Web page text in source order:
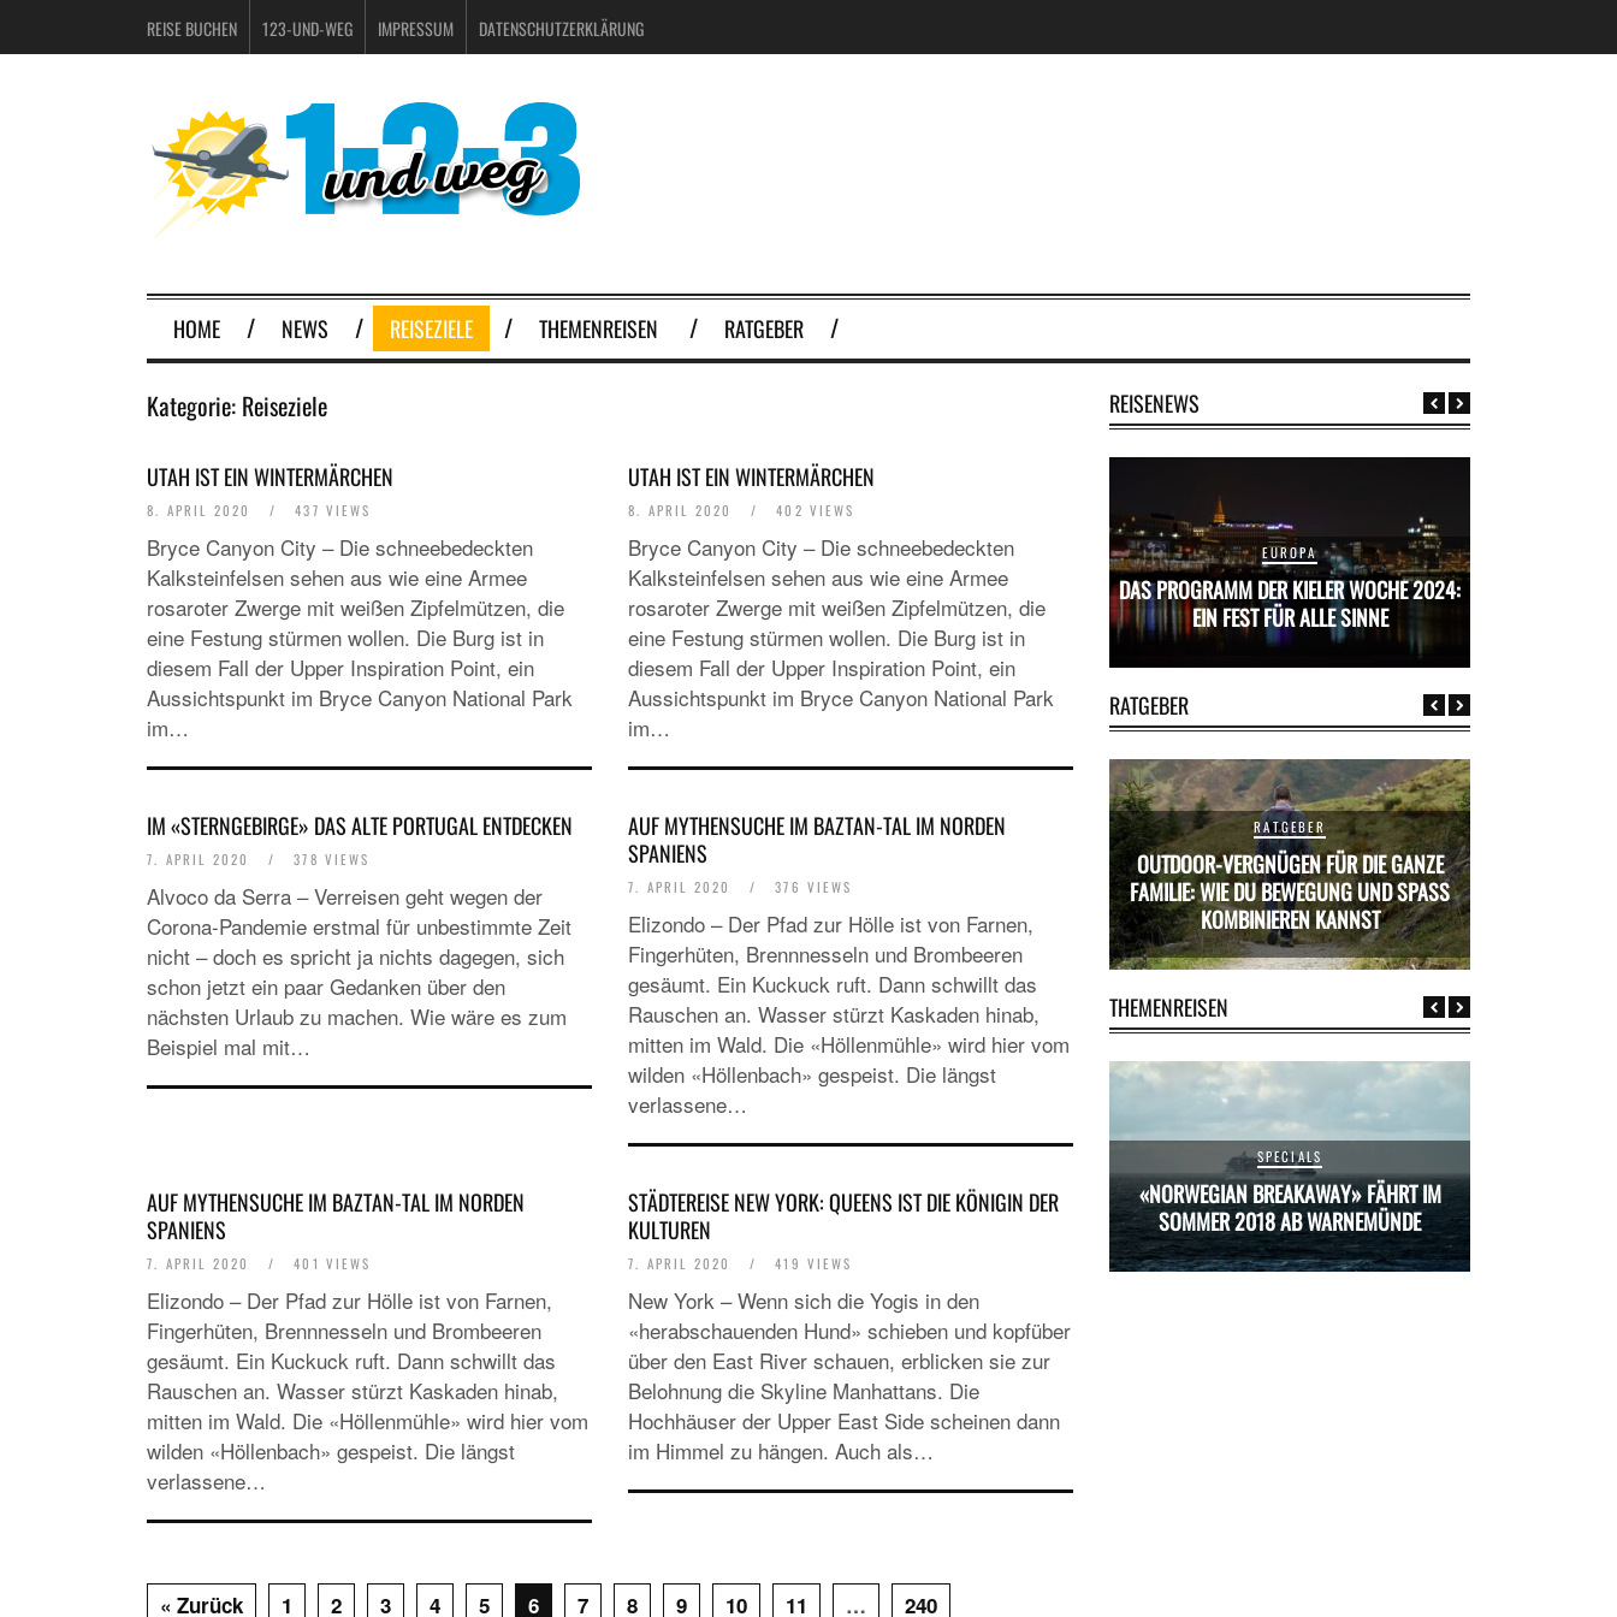
REISE BUCHEN 123-UND-WEG IMPRESSUM DATENSCHUTZERKLÄRUNG
HOME NEWS REISEZIELE THEMENREISEN RATGEBER
Kategorie: Reiseziele
UTAH IST EIN WINTERMÄRCHEN
8. APRIL 2020 / 437 VIEWS
Bryce Canyon City – Die schneebedeckten
Kalksteinfelsen sehen aus wie eine Armee
rosaroter Zwerge mit weißen Zipfelmützen, die
eine Festung stürmen wollen. Die Burg ist in
diesem Fall der Upper Inspiration Point, ein
Aussichtspunkt im Bryce Canyon National Park
im…
UTAH IST EIN WINTERMÄRCHEN
8. APRIL 2020 / 402 VIEWS
Bryce Canyon City – Die schneebedeckten
Kalksteinfelsen sehen aus wie eine Armee
rosaroter Zwerge mit weißen Zipfelmützen, die
eine Festung stürmen wollen. Die Burg ist in
diesem Fall der Upper Inspiration Point, ein
Aussichtspunkt im Bryce Canyon National Park
im…
IM «STERNGEBIRGE» DAS ALTE PORTUGAL ENTDECKEN
7. APRIL 2020 / 378 VIEWS
Alvoco da Serra – Verreisen geht wegen der
Corona-Pandemie erstmal für unbestimmte Zeit
nicht – doch es spricht ja nichts dagegen, sich
schon jetzt ein paar Gedanken über den
nächsten Urlaub zu machen. Wie wäre es zum
Beispiel mal mit…
AUF MYTHENSUCHE IM BAZTAN-TAL IM NORDEN
SPANIENS
7. APRIL 2020 / 376 VIEWS
Elizondo – Der Pfad zur Hölle ist von Farnen,
Fingerhüten, Brennnesseln und Brombeeren
gesäumt. Ein Kuckuck ruft. Dann schwillt das
Rauschen an. Wasser stürzt Kaskaden hinab,
mitten im Wald. Die «Höllenmühle» wird hier vom
wilden «Höllenbach» gespeist. Die längst
verlassene…
AUF MYTHENSUCHE IM BAZTAN-TAL IM NORDEN
SPANIENS
7. APRIL 2020 / 401 VIEWS
Elizondo – Der Pfad zur Hölle ist von Farnen,
Fingerhüten, Brennnesseln und Brombeeren
gesäumt. Ein Kuckuck ruft. Dann schwillt das
Rauschen an. Wasser stürzt Kaskaden hinab,
mitten im Wald. Die «Höllenmühle» wird hier vom
wilden «Höllenbach» gespeist. Die längst
verlassene…
STÄDTEREISE NEW YORK: QUEENS IST DIE KÖNIGIN DER
KULTUREN
7. APRIL 2020 / 419 VIEWS
New York – Wenn sich die Yogis in den
«herabschauenden Hund» schieben und kopfüber
über den East River schauen, erblicken sie zur
Belohnung die Skyline Manhattans. Die
Hochhäuser der Upper East Side scheinen dann
im Himmel zu hängen. Auch als…
« Zurück 1 2 3 4 5 6 7 8 9 10 11 … 240
REISENEWS
EUROPA
DAS PROGRAMM DER KIELER WOCHE 2024:
EIN FEST FÜR ALLE SINNE
EUROPA
DAS PROGRAMM DER KIELER WOCHE 2024:
EIN FEST FÜR ALLE SINNE
RATGEBER
MIETWAGEN BUCHEN: TIPPS & TRICKS FÜR
PREISVORTEILE
RATGEBER
OUTDOOR-VERGNÜGEN FÜR DIE GANZE
FAMILIE: WIE DU BEWEGUNG UND SPASS K
OMBINIEREN KANNST
THEMENREISEN
SPECIALS
«NORWEGIAN BREAKAWAY» FÄHRT IM
SOMMER 2018 AB WARNEMÜNDE
SPECIALS
«NORWEGIAN BREAKAWAY» FÄHRT IM
SOMMER 2018 AB WARNEMÜNDE